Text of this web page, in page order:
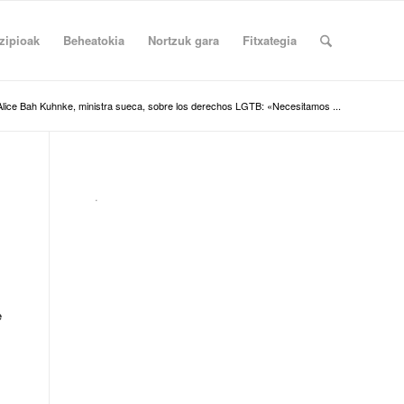
Beheatokia Nortzuk gara Fitxategia
Bah Kuhnke, ministra sueca, sobre los derechos LGTB: «Necesitamos ...
.